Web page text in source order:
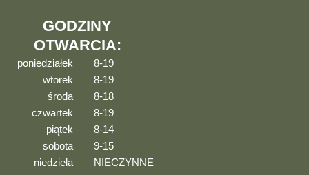
GODZINY
OTWARCIA:
poniedziałek
8-19
wtorek
8-19
środa
8-18
czwartek
8-19
piątek
8-14
sobota
9-15
niedziela
NIECZYNNE